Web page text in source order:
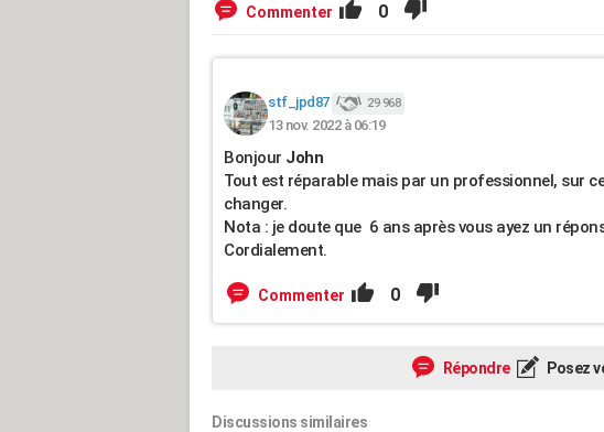
Commenter 0
stf_jpd87 29 968
13 nov. 2022 à 06:19
Bonjour John
Tout est réparable mais par un professionnel, sur
changer.
Nota : je doute que 6 ans après vous ayez un
Cordialement.
Commenter 0
Répondre Posez
Discussions similaires